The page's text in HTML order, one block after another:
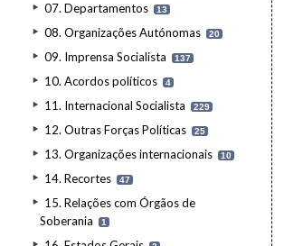
07. Departamentos 13
08. Organizações Autónomas 20
09. Imprensa Socialista 137
10. Acordos políticos 4
11. Internacional Socialista 229
12. Outras Forças Políticas 25
13. Organizações internacionais 10
14. Recortes 47
15. Relações com Órgãos de
Soberania
1